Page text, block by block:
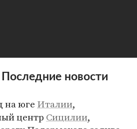
новости
на юге Италии,
центр Сицилии,